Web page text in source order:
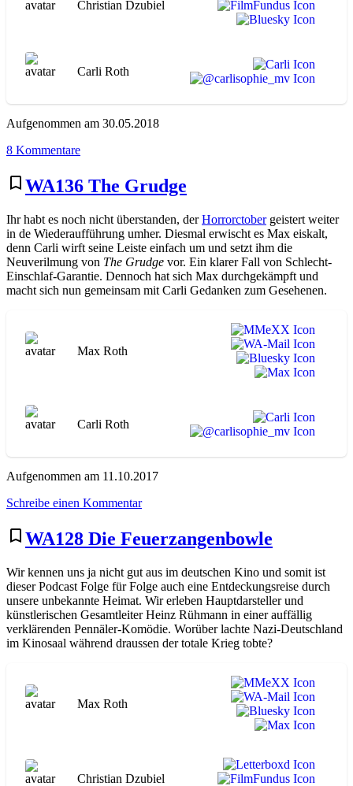
Christian Dzubiel
Carli Roth
Aufgenommen am 30.05.2018
8 Kommentarezu
Viktor
und
bookmark_border WA136 The Grudge
Ihr habt es noch nicht überstanden, derHorrorctobergeistert weiter
in de Wiederaufführung umher. Diesmal erwischt es Max eiskalt,
denn Carli wirft seine Leiste einfach um und setzt ihm die
Neuverilmung von The Grudge vor. Ein klarer Fall von Schlecht-
Einschlaf-Garantie. Dennoch hat sich Max durchgekämpft und
macht sich nun gemeinsam mit Carli Gedanken zum Gesehenen.
Max Roth
Carli Roth
Aufgenommen am 11.10.2017
Schreibe einen Kommentarzu
Grudge
bookmark_border WA128 Die Feuerzangenbowle
Wir kennen uns ja nicht gut aus im deutschen Kino und somit ist
dieser Podcast Folge für Folge auch eine Entdeckungsreise durch
unsere unbekannte Heimat. Wir erleben Hauptdarsteller und
künstlerischen Gesamtleiter Heinz Rühmann in einer auffällig
verklärenden Pennäler-Komödie. Worüber lachte Nazi-Deutschland
im Kinosaal während draussen der totale Krieg tobte?
Max Roth
Christian Dzubiel